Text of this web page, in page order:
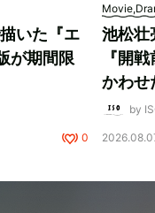
いた『エ
が期間限
0
池松壮
『開
かわせ
by